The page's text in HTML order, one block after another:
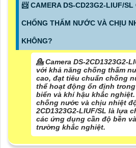
📨 CAMERA DS-CD23G2-LIUF/SL
CHỐNG THẤM NƯỚC VÀ CHỊU
KHÔNG?
💁 Camera DS-2CD1323G2-
với khả năng chống thấm
cao, đạt tiêu chuẩn chống
thể hoạt động ổn định
biển và khí hậu khắc
chống nước và chịu nhiệt
2CD1323G2-LIUF/SL là lựa
các ứng dụng cần độ bền
trường khắc nghiệt.